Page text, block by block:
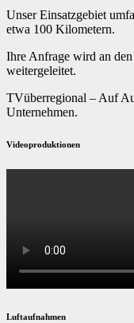
Unser Einsatzgebiet
etwa 100 Kilometern.
Ihre Anfrage wird an
weitergeleitet.
TVüberregional – Auf
Unternehmen.
Videoproduktionen
Luftaufnahmen